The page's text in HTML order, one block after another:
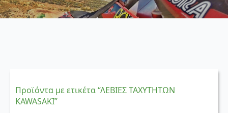
Προϊόντα με ετικέτα “ΛΕΒΙΕΣ ΤΑΧΥΤΗΤΩΝ
KAWASAKI”